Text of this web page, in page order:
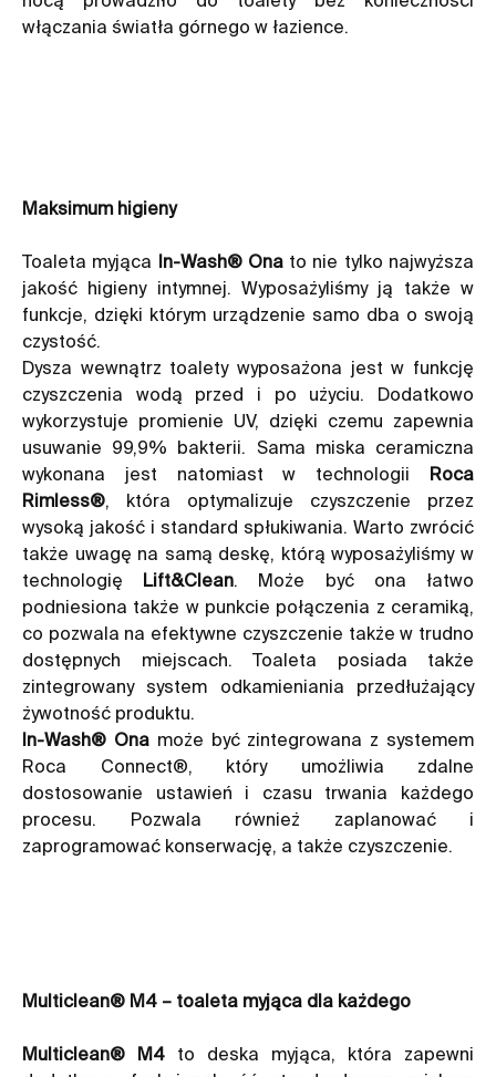
włączania światła górnego w łazience.
Maksimum higieny
Toaleta myjąca In-Wash® Onato nie tylko najwyższa
jakość higieny intymnej. Wyposażyliśmy ją także w
funkcje, dzięki którym urządzenie samo dba o swoją
czystość.
Dysza wewnątrz toalety wyposażona jest w funkcję
czyszczenia wodą przed i po użyciu. Dodatkowo
wykorzystuje promienie UV, dzięki czemu zapewnia
usuwanie 99,9% bakterii. Sama miska ceramiczna
wykonana jest natomiast w technologii Roca
Rimless® , która optymalizuje czyszczenie przez
wysoką jakość i standard spłukiwania. Warto zwrócić
także uwagę na samą deskę, którą wyposażyliśmy w
technologię Lift&Clean . Może być ona łatwo
podniesiona także w punkcie połączenia z ceramiką,
co pozwala na efektywne czyszczenie także w trudno
dostępnych miejscach. Toaleta posiada także
zintegrowany system odkamieniania przedłużający
żywotność produktu.
In-Wash® Onamoże być zintegrowana z systemem
Roca Connect®, który umożliwia zdalne
dostosowanie ustawień i czasu trwania każdego
procesu. Pozwala również zaplanować i
zaprogramować konserwację, a także czyszczenie.
Multiclean® M4 – toaleta myjąca dla każdego
Multiclean® M4 to deska myjąca, która zapewni